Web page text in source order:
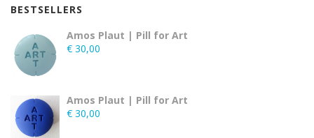
BESTSELLERS
Amos Plaut | Pill for Art
€ 30,00
Amos Plaut | Pill for Art
€ 30,00